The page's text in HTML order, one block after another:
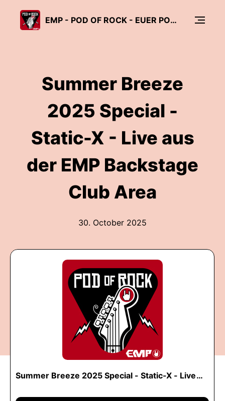
EMP - POD OF ROCK - EUER PODCAST MUSIKMAGAZIN!
Summer Breeze
2025 Special -
Static-X - Live aus
der EMP Backstage
Club Area
30. October 2025